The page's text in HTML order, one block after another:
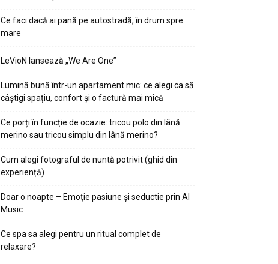
Ce faci dacă ai pană pe autostradă, în drum spre
mare
LeVioN lansează „We Are One”
Lumină bună într-un apartament mic: ce alegi ca să
câștigi spațiu, confort și o factură mai mică
Ce porți în funcție de ocazie: tricou polo din lână
merino sau tricou simplu din lână merino?
Cum alegi fotograful de nuntă potrivit (ghid din
experiență)
Doar o noapte – Emoție pasiune și seductie prin AI
Music
Ce spa sa alegi pentru un ritual complet de
relaxare?